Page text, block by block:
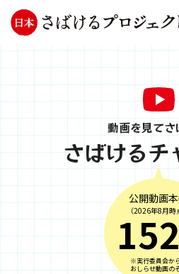
動画を見てさ
さばけるチ
公開動画
（2026年8月時
152
※実行委員会か
おしらせ動画の